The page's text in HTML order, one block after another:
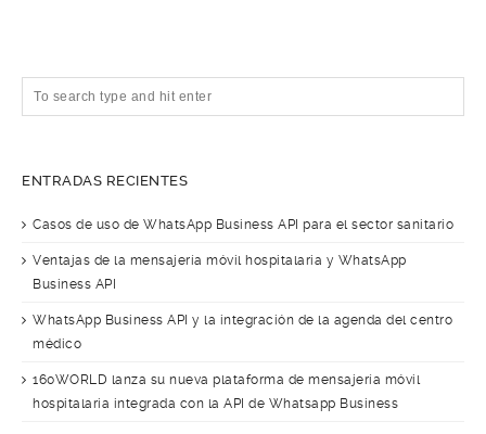
ENTRADAS RECIENTES
Casos de uso de WhatsApp Business API para el sector sanitario
Ventajas de la mensajería móvil hospitalaria y WhatsApp
Business API
WhatsApp Business API y la integración de la agenda del centro
médico
160WORLD lanza su nueva plataforma de mensajería móvil
hospitalaria integrada con la API de Whatsapp Business